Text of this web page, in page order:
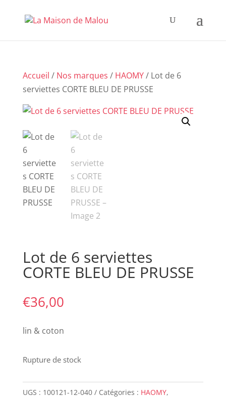
Accueil / Nos marques / HAOMY/ Lot de 6
serviettes CORTE BLEU DE PRUSSE
Lot de 6 serviettes
CORTE BLEU DE PRUSSE
€36,00
lin & coton
Rupture de stock
UGS : 100121-12-040 Catégories : HAOMY,